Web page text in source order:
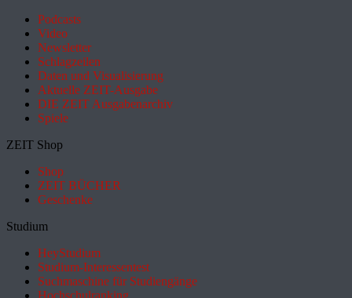
Podcasts
Video
Newsletter
Schlagzeilen
Daten und Visualisierung
Aktuelle ZEIT-Ausgabe
DIE ZEIT Ausgabenarchiv
Spiele
ZEIT Shop
Shop
ZEIT BÜCHER
Geschenke
Studium
HeyStudium
Studium-Interessentest
Suchmaschine für Studiengänge
Hochschulranking